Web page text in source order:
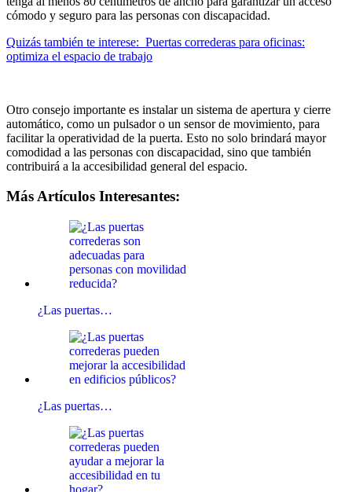
cómodo y seguro para las personas con discapacidad.
Quizás también te interese: Puertas correderas para oficinas:
optimiza el espacio de trabajo
Otro consejo importante es instalar un sistema de apertura y cierre
automático, como un pulsador o un sensor de movimiento, para
facilitar la operatividad de la puerta. Esto no solo brindará mayor
comodidad a las personas con discapacidad, sino que también
contribuirá a la accesibilidad general del espacio.
Más Artículos Interesantes:
¿Las puertas…
¿Las puertas…